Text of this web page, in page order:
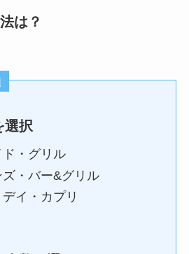
は？
選択
・グリル
・バー&グリル
イ・カプリ